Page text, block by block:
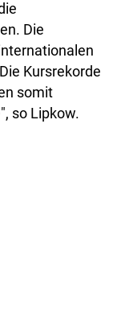
Die
Kursrekorde
somit
so Lipkow.